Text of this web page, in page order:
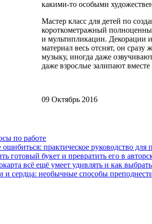
какими-то особыми
Мастер класс для детей по
короткометражный
и мультипликации. Декорации
материал весь отснят, он
музыку, иногда даже
даже взрослые залипают
09 Октябрь 2016
по работе
практическое руководство для
готовый букет и превратить его в
всё ещё умеет удивлять и как
и сердца: необычные способы